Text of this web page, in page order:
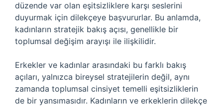
düzende var olan eşitsizliklere karşı seslerini
duyurmak için dilekçeye başvururlar. Bu anlamda,
kadınların stratejik bakış açısı, genellikle bir
toplumsal değişim arayışı ile ilişkilidir.
Erkekler ve kadınlar arasındaki bu farklı bakış
açıları, yalnızca bireysel stratejilerin değil, aynı
zamanda toplumsal cinsiyet temelli eşitsizliklerin
de bir yansımasıdır. Kadınların ve erkeklerin dilekçe